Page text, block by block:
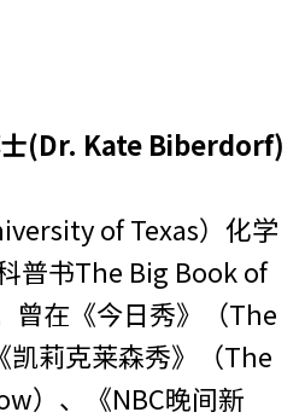
(Dr. Kate Biberdorf)
of Texas）化学
普书The Big Book of
曾在《今日秀》（The
莉克莱森秀》（The
）、《NBC晚间新